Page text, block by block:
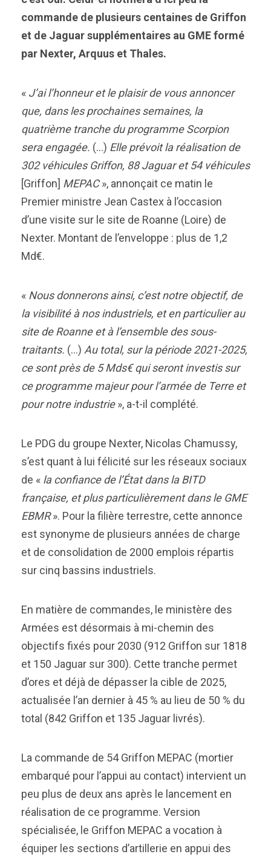
commande de plusieurs centaines de Griffon
et de Jaguar supplémentaires au GME formé
par Nexter, Arquus et Thales.
« J’ai l’honneur et le plaisir de vous annoncer
que, dans les prochaines semaines, la
quatrième tranche du programme Scorpion
sera engagée. (…) Elle prévoit la réalisation de
302 véhicules Griffon, 88 Jaguar et 54 véhicules
[Griffon] MEPAC», annonçait ce matin le
Premier ministre Jean Castex à l’occasion
d’une visite sur le site de Roanne (Loire) de
Nexter. Montant de l’enveloppe : plus de 1,2
Md€.
« Nous donnerons ainsi, c’est notre objectif, de
la visibilité à nos industriels, et en particulier au
site de Roanne et à l’ensemble des sous-
traitants. (…) Au total, sur la période 2021-2025,
ce sont près de 5 Mds€ qui seront investis sur
ce programme majeur pour l’armée de Terre et
pour notre industrie», a-t-il complété.
Le PDG du groupe Nexter, Nicolas Chamussy,
s’est quant à lui félicité sur les réseaux sociaux
de « la confiance de l’État dans la BITD
française, et plus particulièrement dans le GME
EBMR». Pour la filière terrestre, cette annonce
est synonyme de plusieurs années de charge
et de consolidation de 2000 emplois répartis
sur cinq bassins industriels.
En matière de commandes, le ministère des
Armées est désormais à mi-chemin des
objectifs fixés pour 2030 (912 Griffon sur 1818
et 150 Jaguar sur 300). Cette tranche permet
d’ores et déjà de dépasser la cible de 2025,
actualisée l’an dernier à 45 % au lieu de 50 % du
total (842 Griffon et 135 Jaguar livrés).
La commande de 54 Griffon MEPAC (mortier
embarqué pour l’appui au contact) intervient un
peu plus de deux ans après le lancement en
réalisation de ce programme. Version
spécialisée, le Griffon MEPAC a vocation à
équiper les sections d’artillerie en appui des